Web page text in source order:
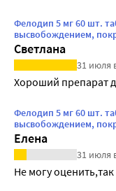
Фелодип 5 мг 60 шт.
высвобождением,
Светлана
31 июля
Хороший препарат
Фелодип 5 мг 60 шт.
высвобождением,
Елена
31 июля
Не могу